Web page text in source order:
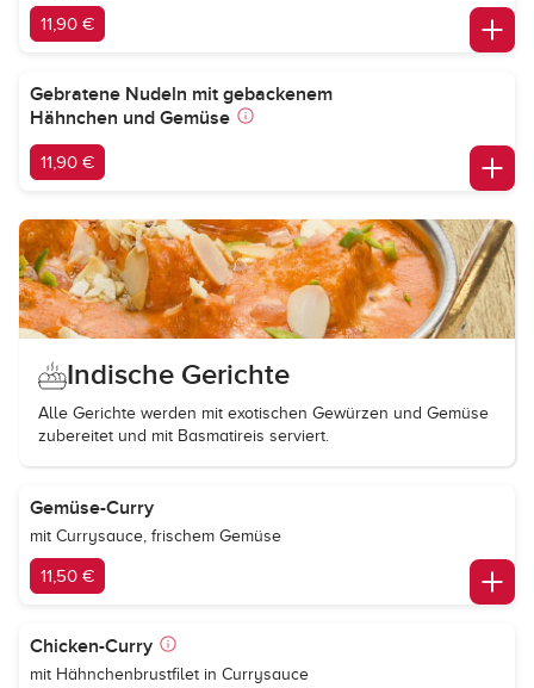
11,90 €
Gebratene Nudeln mit gebackenem
Hähnchen und Gemüse
11,90 €
Indische Gerichte
Alle Gerichte werden mit exotischen Gewürzen und Gemüse
zubereitet und mit Basmatireis serviert.
Gemüse-Curry
mit Currysauce, frischem Gemüse
11,50 €
Chicken-Curry
mit Hähnchenbrustfilet in Currysauce